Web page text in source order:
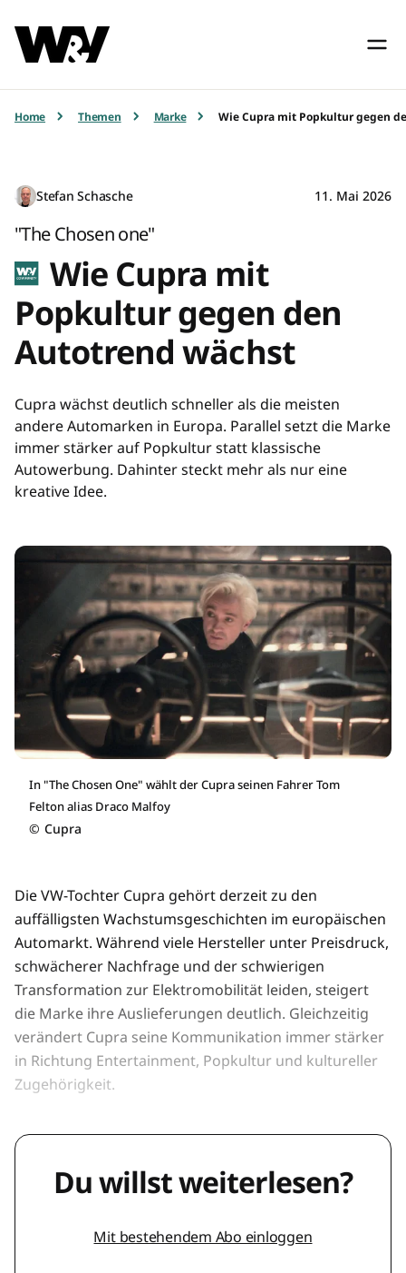
Home Themen Marke Wie Cupra mit Popkultur gegen
Stefan Schasche 11. Mai 2026
"The Chosen one"
Wie Cupra mit
Popkultur gegen den
Autotrend wächst
Cupra wächst deutlich schneller als die meisten
andere Automarken in Europa. Parallel setzt die Marke
immer stärker auf Popkultur statt klassische
Autowerbung. Dahinter steckt mehr als nur eine
kreative Idee.
In "The Chosen One" wählt der Cupra seinen Fahrer Tom
Felton alias Draco Malfoy
© Cupra
Die VW-Tochter Cupra gehört derzeit zu den
auffälligsten Wachstumsgeschichten im europäischen
Automarkt. Während viele Hersteller unter Preisdruck,
schwächerer Nachfrage und der schwierigen
Transformation zur Elektromobilität leiden, steigert
die Marke ihre Auslieferungen deutlich. Gleichzeitig
verändert Cupra seine Kommunikation immer stärker
in Richtung Entertainment, Popkultur und kultureller
Zugehörigkeit.
Du willst weiterlesen?
Mit bestehendem Abo einloggen